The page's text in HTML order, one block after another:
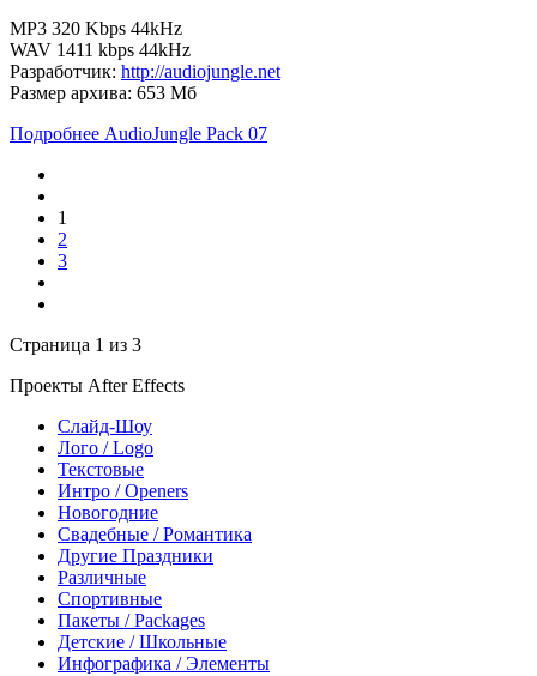
MP3 320 Kbps 44kHz
WAV 1411 kbps 44kHz
Разработчик: http://audiojungle.net
Размер архива: 653 Мб
Подробнее AudioJungle Pack 07
1
2
3
Страница 1 из 3
Проекты After Effects
Слайд-Шоу
Лого / Logo
Текстовые
Интро / Openers
Новогодние
Свадебные / Романтика
Другие Праздники
Различные
Спортивные
Пакеты / Packages
Детские / Школьные
Инфографика / Элементы